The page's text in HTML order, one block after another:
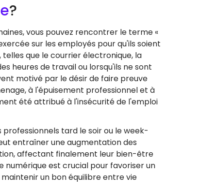
?
vous pouvez rencontrer le terme «
sur les employés pour qu'ils soient
que le courrier électronique, la
heures de travail ou lorsqu'ils ne sont
motivé par le désir de faire preuve
à l'épuisement professionnel et à
été attribué à l'insécurité de l'emploi
tard le soir ou le week-
entraîner une augmentation des
affectant finalement leur bien-être
est crucial pour favoriser un
un bon équilibre entre vie